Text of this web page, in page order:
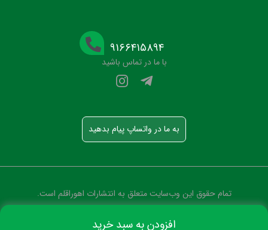
افزودن به سبد خرید
۹۱۶۶۴۱۵۸۹۴
با ما در تماس باشید
به ما در واتساپ پیام بدهید
تمام حقوق این وب‌سایت متعلق به انتشارات اهوراقلم است.